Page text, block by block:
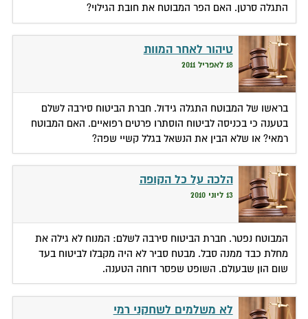
התגלה סרטן. האם הפר המבוטח את חובת הגילוי?
טיהור לאחר המוות
18 לאפריל 2011
בראשו של המבוטח התגלה גידול. חברת הביטוח סירבה לשלם
בטענה כי בכניסה לביטוח הוסתרו פרטים רפואיים. האם המבוטח
רמאי? או שלא הבין את הנשאל בגלל קשיי שפה?
הלכה על כל הקופה
13 ליוני 2010
המבוטח נפטר. חברת הביטוח סירבה לשלם: המנוח לא גילה את
מחלת כבד ממנה סבל. מבטח סביר לא היה מקבלו לביטוח בעד
שום הון שבעולם. השופט שפסר דוחה הטענה.
לא משלמים לשחקני רמי